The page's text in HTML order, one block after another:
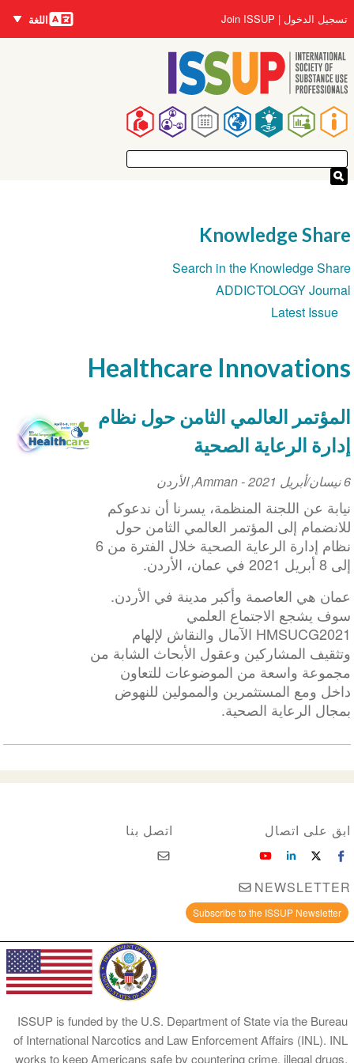
إلى
المحتوى
الرئيسي
Main
navigation
User
account
menu
تسجيل الدخول Join ISSUP اللغات
اللغة
Healthcare Innovations
المؤتمر العالمي الثامن حول نظام
إدارة الرعاية الصحية
Event
Date
6 نيسان/أبريل 2021 -
Amman
,الأردن
نيابة عن اللجنة المنظمة، يسرنا أن ندعوكم
للانضمام إلى المؤتمر العالمي الثامن حول
نظام إدارة الرعاية الصحية خلال الفترة من 6
إلى 8 أبريل 2021 في عمان، الأردن.
عمان هي العاصمة وأكبر مدينة في الأردن.
سوف يشجع الاجتماع العلمي
HMSUCG2021 الآمال والنقاش لإلهام
وتثقيف المشاركين وعقول الأبحاث الشابة من
مجموعة واسعة من الموضوعات للتعاون
داخل ومع المستثمرين والممولين للنهوض
بمجال الرعاية الصحية.
Knowledge Share
Section
navigation
Search in the Knowledge Share
ADDICTOLOGY Journal
Latest Issue
اتصل بنا ابق على اتصال
NEWSLETTER
Subscribe to the ISSUP Newsletter
ISSUP is funded by the U.S. Department of State via the Bureau
of International Narcotics and Law Enforcement Affairs (INL). INL
works to keep Americans safe by countering crime, illegal drugs,